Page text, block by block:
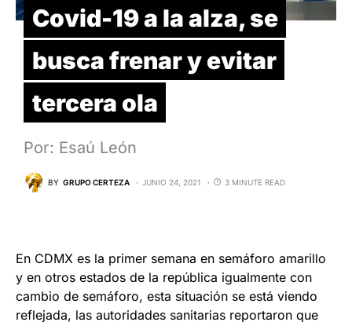
Covid-19 a la alza, se
busca frenar y evitar
tercera ola
Por: Esaú León
BY GRUPO CERTEZA JUNIO 24, 2021 3 MINUTE READ
En CDMX es la primer semana en semáforo amarillo
y en otros estados de la república igualmente con
cambio de semáforo, esta situación se está viendo
reflejada, las autoridades sanitarias reportaron que